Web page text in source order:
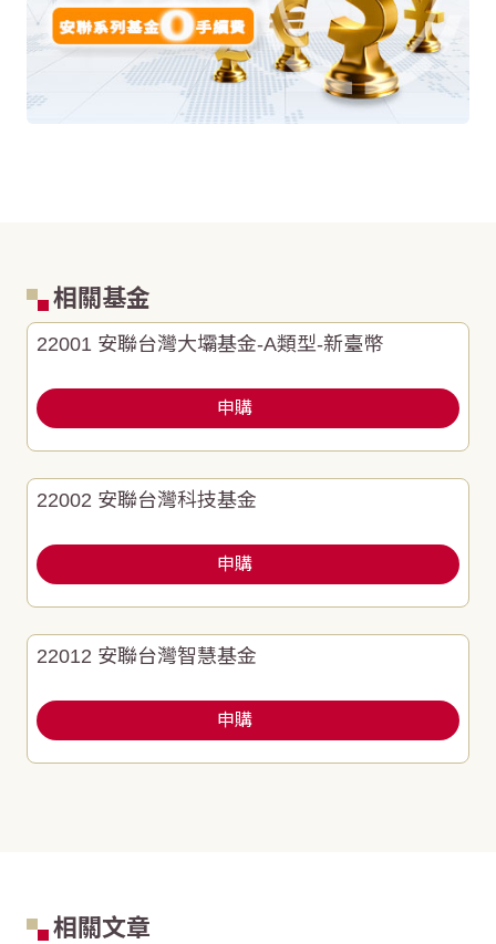
相關基金
22001 安聯台灣大壩基金-A類型-新臺幣
申購
22002 安聯台灣科技基金
申購
22012 安聯台灣智慧基金
申購
相關文章